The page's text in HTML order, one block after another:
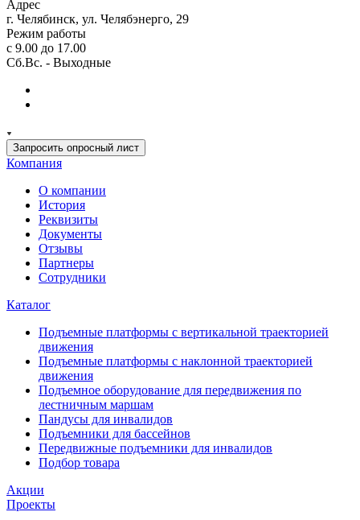
Адрес
г. Челябинск, ул. Челябэнерго, 29
Режим работы
с 9.00 до 17.00
Сб.Вс. - Выходные
Запросить опросный лист
Компания
О компании
История
Реквизиты
Документы
Отзывы
Партнеры
Сотрудники
Каталог
Подъемные платформы с вертикальной траекторией
движения
Подъемные платформы с наклонной траекторией
движения
Подъемное оборудование для передвижения по
лестничным маршам
Пандусы для инвалидов
Подъемники для бассейнов
Передвижные подъемники для инвалидов
Подбор товара
Акции
Проекты